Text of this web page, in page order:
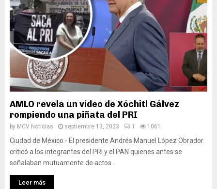
AMLO revela un video de Xóchitl Gálvez
rompiendo una piñata del PRI
by MCV Noticias septiembre 13, 2023 1 1061
Ciudad de México.- El presidente Andrés Manuel López Obrador
criticó a los integrantes del PRI y el PAN quienes antes se
señalaban mutuamente de actos...
Leer más